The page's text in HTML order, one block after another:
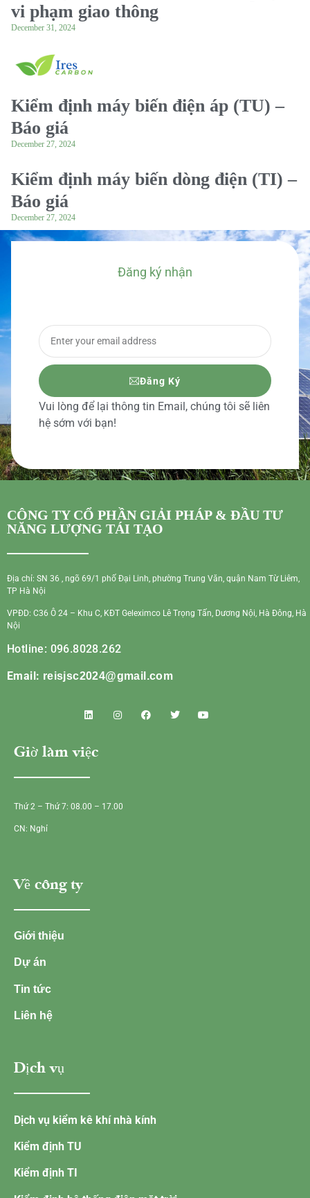
vi phạm giao thông
December 31, 2024
Kiểm định máy biến điện áp (TU) –
Báo giá
December 27, 2024
Kiểm định máy biến dòng điện (TI) –
Báo giá
December 27, 2024
Đăng ký nhận
Đăng Ký
Vui lòng để lại thông tin Email, chúng tôi sẽ liên
hệ sớm với bạn!
CÔNG TY CỔ PHẦN GIẢI PHÁP & ĐẦU TƯ
NĂNG LƯỢNG TÁI TẠO
Địa chỉ: SN 36 , ngõ 69/1 phố Đại Linh, phường Trung Văn, quận Nam Từ Liêm,
TP Hà Nội
VPĐD: C36 Ô 24 – Khu C, KĐT Geleximco Lê Trọng Tấn, Dương Nội, Hà Đông, Hà
Nội
Hotline: 096.8028.262
Email: reisjsc2024@gmail.com
Giờ làm việc
Thứ 2 – Thứ 7: 08.00 – 17.00
CN: Nghỉ
Về công ty
Giới thiệu
Dự án
Tin tức
Liên hệ
Dịch vụ
Dịch vụ kiểm kê khí nhà kính
Kiểm định TU
Kiểm định TI